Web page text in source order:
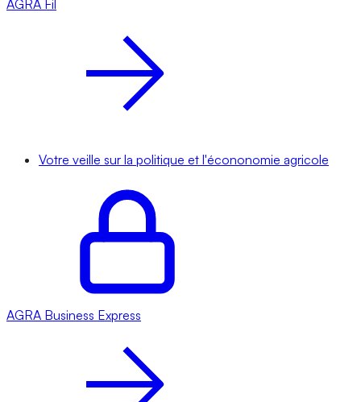
AGRA Fil
Votre veille sur la politique et l'écononomie agricole
AGRA Business Express